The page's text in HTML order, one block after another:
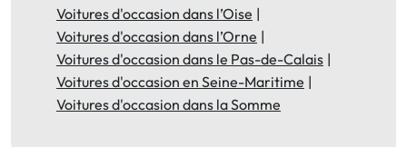
Voitures d'occasion dans l’Oise
Voitures d'occasion dans l’Orne
Voitures d'occasion dans le Pas-de-Calais
Voitures d'occasion en Seine-Maritime
Voitures d'occasion dans la Somme